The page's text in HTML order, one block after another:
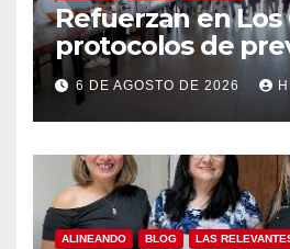
Refuerzan en Los
protocolos de
rescate en playas
y temporada de
6 DE AGOSTO DE 2026
ALINEANDO BLOG LAS